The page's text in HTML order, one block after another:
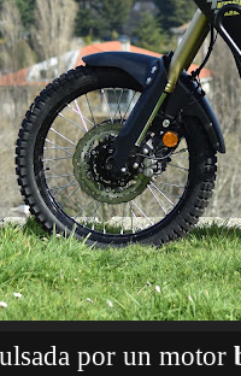
por un motor